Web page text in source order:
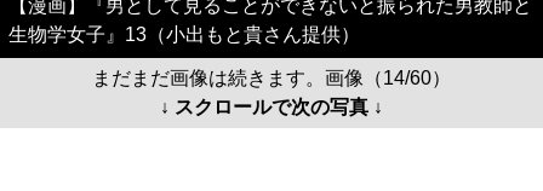
【漫画】『男として見ることができないと振られた男教師と
生物学女子』13（小出もと貴さん提供）
まだまだ画像は続きます。画像（14/60）
↓ スクロールで次の写真 ↓